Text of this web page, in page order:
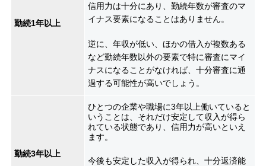
勤続1年以上
信用力は十分にあり、勤続年数が審査のマ
イナス要素になることはありません。
逆に、年収が低い、ほかの借入が複数ある
など勤続年数以外の要素で特に審査にマイ
ナスになることがなければ、十分審査に通
過する可能性が高いでしょう。
勤続3年以上
ひとつの企業や職場に3年以上働いていると
いうことは、それだけ安定して収入が得ら
れている状態であり、信用力が高いといえ
ます。
今後も安定した収入が得られ、十分返済能